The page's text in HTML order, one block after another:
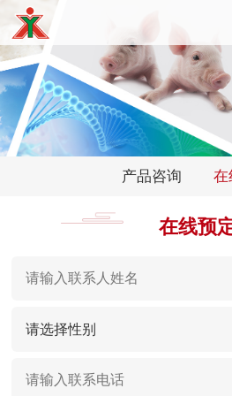
产品咨询 在
在线预
请选择性别